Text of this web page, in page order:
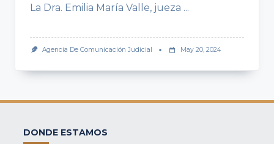
La Dra. Emilia María Valle, jueza ...
Agencia De Comunicación Judicial May 20, 2024
DONDE ESTAMOS